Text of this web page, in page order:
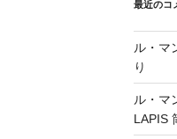
最近のコ
ル・マ
り
ル・マ
LAPIS